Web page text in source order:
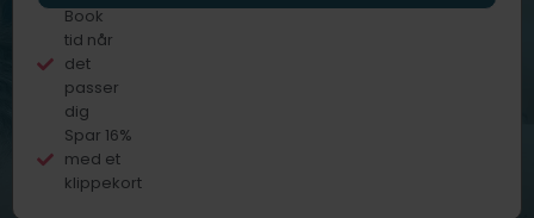
Book
tid når
det
passer
dig
Spar 16%
med et
klippekort